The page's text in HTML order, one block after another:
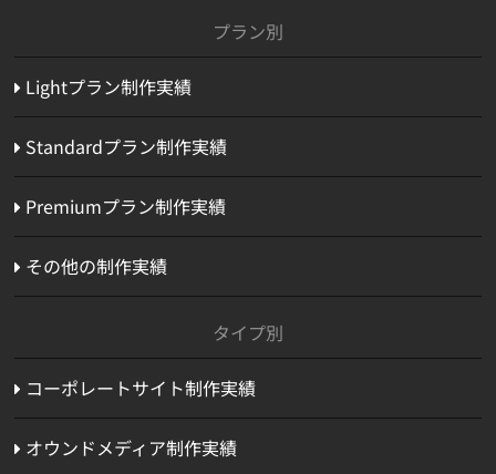
プラン別
Lightプラン制作実績
Standardプラン制作実績
Premiumプラン制作実績
その他の制作実績
タイプ別
コーポレートサイト制作実績
オウンドメディア制作実績